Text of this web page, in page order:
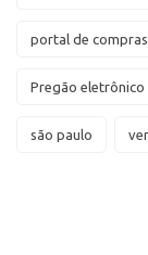
portal de compras
Pregão eletrônico
são paulo